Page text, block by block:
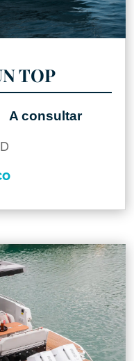
TOP
A consultar